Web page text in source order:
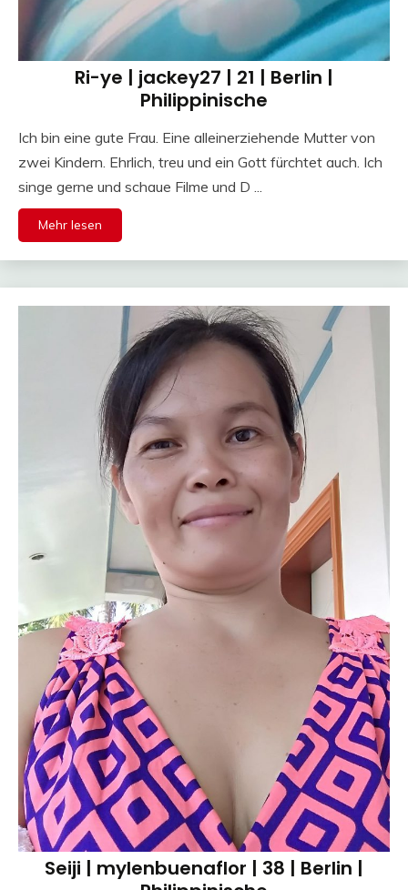
Ri-ye | jackey27 | 21 | Berlin |
Philippinische
Ich bin eine gute Frau. Eine alleinerziehende Mutter von
zwei Kindern. Ehrlich, treu und ein Gott fürchtet auch. Ich
singe gerne und schaue Filme und D ...
Mehr lesen
Seiji | mylenbuenaflor | 38 | Berlin |